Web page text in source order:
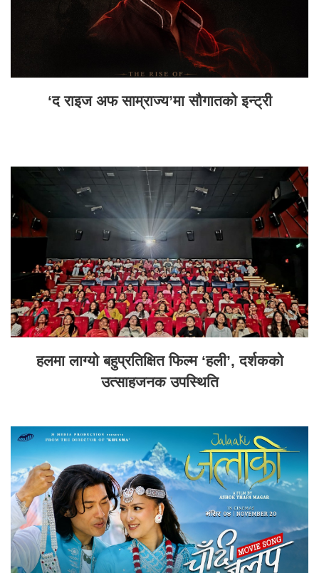
‘द राइज अफ साम्राज्य’मा सौगातको इन्ट्री
हलमा लाग्यो बहुप्रतिक्षित फिल्म ‘हली’, दर्शकको
उत्साहजनक उपस्थिति